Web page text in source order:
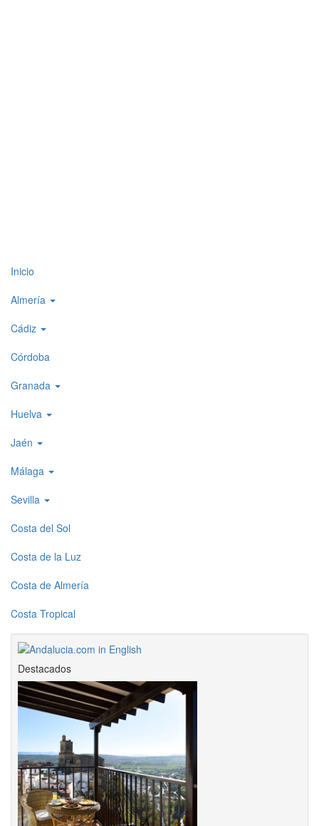
Top
level
1
Inicio
Almería
Cádiz
Córdoba
Granada
Huelva
Jaén
Málaga
Sevilla
Costa del Sol
Costa de la Luz
Costa de Almería
Costa Tropical
Destacados